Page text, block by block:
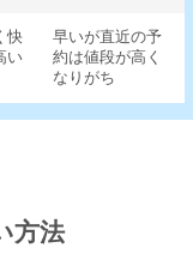
快
い
早いが直近の予
約は値段が高く
なりがち
方法